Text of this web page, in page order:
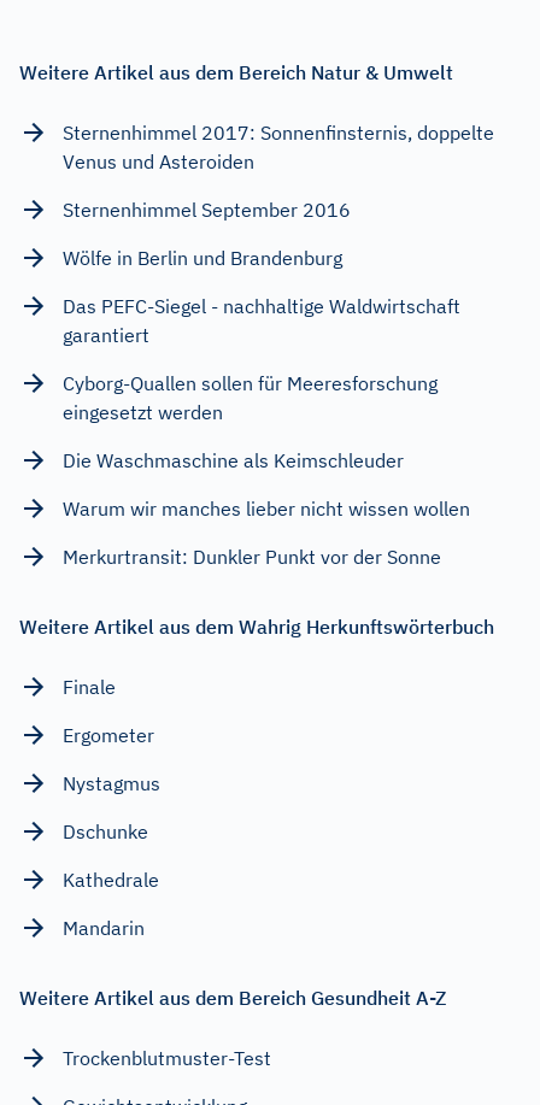
Weitere Artikel aus dem Bereich Natur & Umwelt
Sternenhimmel 2017: Sonnenfinsternis, doppelte
Venus und Asteroiden
Sternenhimmel September 2016
Wölfe in Berlin und Brandenburg
Das PEFC-Siegel - nachhaltige Waldwirtschaft
garantiert
Cyborg-Quallen sollen für Meeresforschung
eingesetzt werden
Die Waschmaschine als Keimschleuder
Warum wir manches lieber nicht wissen wollen
Merkurtransit: Dunkler Punkt vor der Sonne
Weitere Artikel aus dem Wahrig Herkunftswörterbuch
Finale
Ergometer
Nystagmus
Dschunke
Kathedrale
Mandarin
Weitere Artikel aus dem Bereich Gesundheit A-Z
Trockenblutmuster-Test